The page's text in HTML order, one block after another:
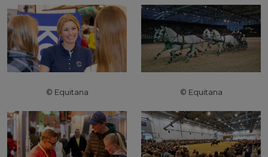
© Equitana © Equitana